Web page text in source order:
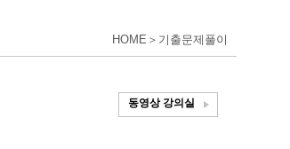
HOME＞기출문제풀이
동영상 강의실